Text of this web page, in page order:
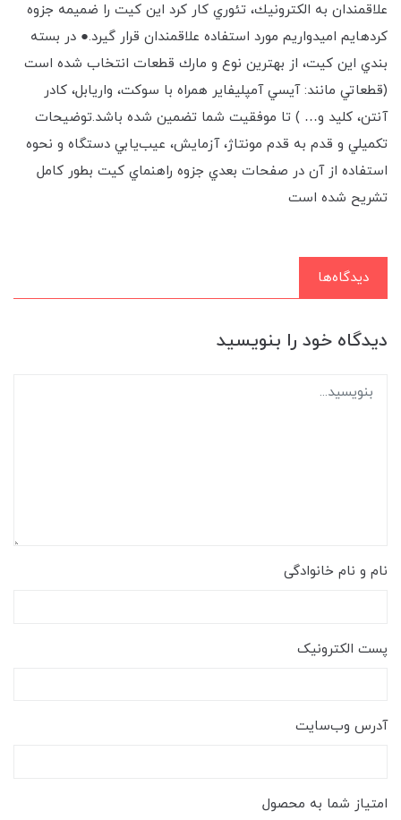
علاقمندان به الكترونيك، تئوري کار کرد اين كيت را ضميمه جزوه
کرده⁪ايم اميدواريم مورد استفاده علاقمندان قرار گيرد.● در بسته
‫بندي اين كيت، از بهترين نوع و مارك قطعات انتخاب شده است
(قطعاتي مانند: آي⁪سي آمپلي⁪فاير همراه با سوکت، واريابل، کادر
آنتن، کليد و… ) تا موفقيت شما تضمين شده باشد.توضيحات
تكميلي و قدم به قدم مونتاژ، آزمايش، عيب‌يابي دستگاه و نحوه
استفاده از آن در صفحات بعدي جزوه راهنماي كيت بطور كامل
تشريح شده است
دیدگاه‌ها
دیدگاه خود را بنویسید
نام و نام خانوادگی
پست الکترونیک
آدرس وب‌سایت
امتیاز شما به محصول